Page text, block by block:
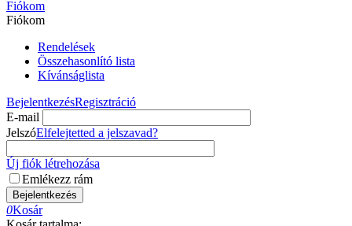
Fiókom
Fiókom
Rendelések
Összehasonlító lista
Kívánságlista
BejelentkezésRegisztráció
E-mail
JelszóElfelejtetted a jelszavad?
Új fiók létrehozása
Emlékezz rám
Bejelentkezés
0Kosár